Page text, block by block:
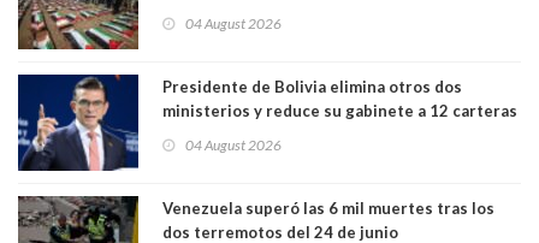
muertos figuran 44 niños y nueve ancianos
04 August 2026
Presidente de Bolivia elimina otros dos
ministerios y reduce su gabinete a 12 carteras
04 August 2026
Venezuela superó las 6 mil muertes tras los
dos terremotos del 24 de junio